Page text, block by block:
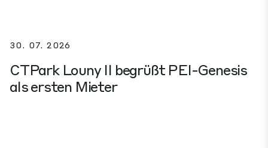
30. 07. 2026
CTPark Louny II begrüßt PEI-Genesis
als ersten Mieter